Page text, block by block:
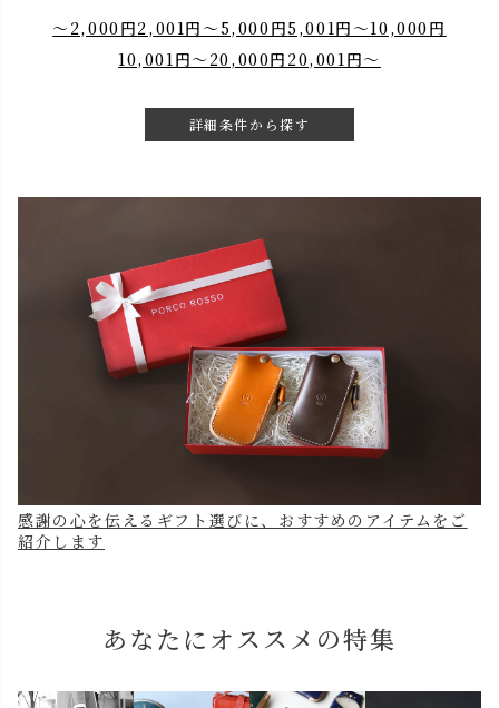
～2,000円2,001円～5,000円5,001円～10,000円
10,001円～20,000円 20,001円～
詳細条件から探す
感謝の心を伝えるギフト選びに、おすすめのアイテムをご
紹介します
あなたにオススメの特集